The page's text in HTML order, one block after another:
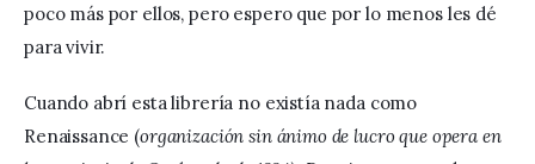
poco más por ellos, pero espero que por lo menos les dé
para vivir.
Cuando abrí esta librería no existía nada como
Renaissance (organización sin ánimo de lucro que opera en